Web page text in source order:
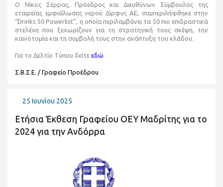
Ο Νίκος Σέρρας, Πρόεδρος και Διευθύνων Σύμβουλος της
εταιρείας εμφιάλωσης νερού Δίρφυς ΑΕ, συμπεριλήφθηκε στην
“Drinks 50 Powerlist”, η οποία περιλαμβάνει τα 50 πιο επιδραστικά
στελέχη που ξεχωρίζουν για τη στρατηγική τους σκέψη, την
καινοτομία και τη συμβολή τους στην ανάπτυξη του κλάδου.
Για το Δελτίο Τύπου δείτε εδώ
Σ.Β.Σ.Ε. / Γραφείο Προέδρου
25 Ιουνίου 2025
Ετήσια Έκθεση Γραφείου ΟΕΥ Μαδρίτης για το
2024 για την Ανδόρρα